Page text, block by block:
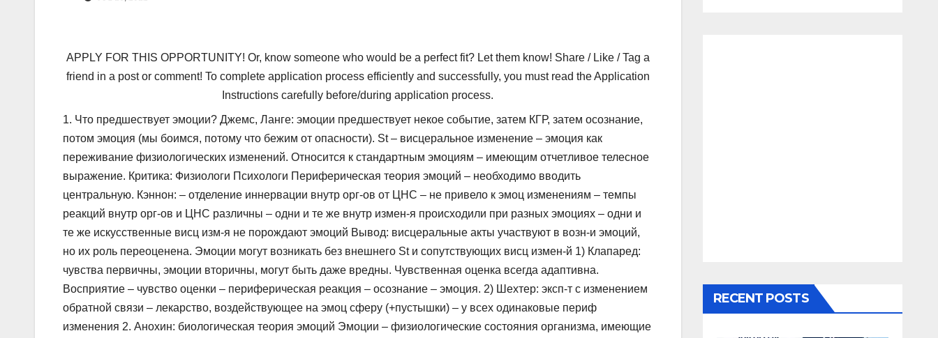
APPLY FOR THIS OPPORTUNITY! Or, know someone who would be a perfect fit? Let them know! Share / Like / Tag a
friend in a post or comment! To complete application process efficiently and successfully, you must read the Application
Instructions carefully before/during application process.
1. Что предшествует эмоции? Джемс, Ланге: эмоции предшествует некое событие, затем КГР, затем осознание,
потом эмоция (мы боимся, потому что бежим от опасности). St – висцеральное изменение – эмоция как
переживание физиологических изменений. Относится к стандартным эмоциям – имеющим отчетливое телесное
выражение. Критика: Физиологи Психологи Периферическая теория эмоций – необходимо вводить
центральную. Кэннон: – отделение иннервации внутр орг-ов от ЦНС – не привело к эмоц изменениям – темпы
реакций внутр орг-ов и ЦНС различны – одни и те же внутр измен-я происходили при разных эмоциях – одни и
те же искусственные висц изм-я не порождают эмоций Вывод: висцеральные акты участвуют в возн-и эмоций,
но их роль переоценена. Эмоции могут возникать без внешнего St и сопутствующих висц измен-й 1) Клапаред:
чувства первичны, эмоции вторичны, могут быть даже вредны. Чувственная оценка всегда адаптивна.
Восприятие – чувство оценки – периферическая реакция – осознание – эмоция. 2) Шехтер: эксп-т с изменением
обратной связи – лекарство, воздействующее на эмоц сферу (+пустышки) – у всех одинаковые периф
изменения 2. Анохин: биологическая теория эмоций Эмоции – физиологические состояния организма, имеющие
RECENT POSTS